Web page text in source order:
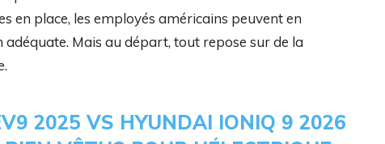
en place, les employés américains peuvent en
Mais au départ, tout repose sur de la
2025 VS HYUNDAI IONIQ 9 2026